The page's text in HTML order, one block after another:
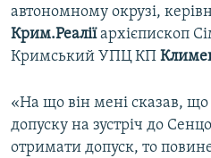
автономному окрузі,
Крим.Реаліїархієпископ
Кримський УПЦ КП
«На що він мені сказав,
допуску на зустріч до
отримати допуск, то